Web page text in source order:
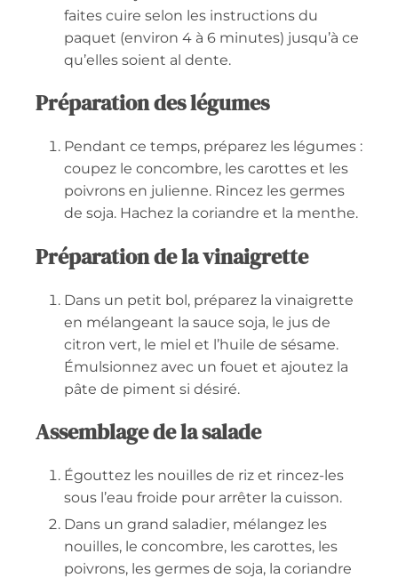
faites cuire selon les instructions du
paquet (environ 4 à 6 minutes) jusqu’à ce
qu’elles soient al dente.
Préparation des légumes
Pendant ce temps, préparez les légumes :
coupez le concombre, les carottes et les
poivrons en julienne. Rincez les germes
de soja. Hachez la coriandre et la menthe.
Préparation de la vinaigrette
Dans un petit bol, préparez la vinaigrette
en mélangeant la sauce soja, le jus de
citron vert, le miel et l’huile de sésame.
Émulsionnez avec un fouet et ajoutez la
pâte de piment si désiré.
Assemblage de la salade
Égouttez les nouilles de riz et rincez-les
sous l’eau froide pour arrêter la cuisson.
Dans un grand saladier, mélangez les
nouilles, le concombre, les carottes, les
poivrons, les germes de soja, la coriandre